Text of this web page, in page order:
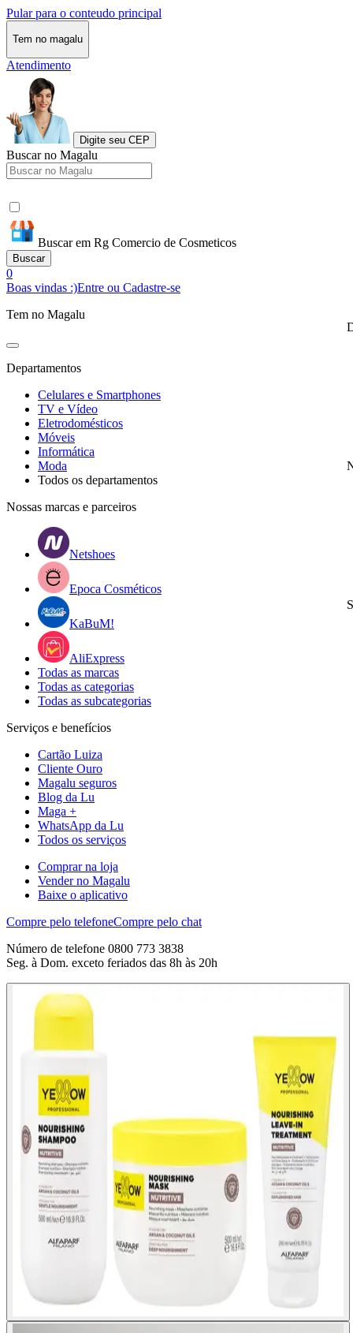
Pular para o conteudo principal
Tem no magalu
Atendimento
Digite seu CEP
Buscar no Magalu
Buscar em Rg Comercio de Cosmeticos
Buscar
0
Boas vindas :)Entre ou Cadastre-se
Tem no Magalu
Departamentos
Celulares e Smartphones
TV e Vídeo
Eletrodomésticos
Móveis
Informática
Moda
Todos os departamentos
Nossas marcas e parceiros
Netshoes
Epoca Cosméticos
KaBuM!
AliExpress
Todas as marcas
Todas as categorias
Todas as subcategorias
Serviços e benefícios
Cartão Luiza
Cliente Ouro
Magalu seguros
Blog da Lu
Maga +
WhatsApp da Lu
Todos os serviços
Comprar na loja
Vender no Magalu
Baixe o aplicativo
Compre pelo telefoneCompre pelo chat
Número de telefone 0800 773 3838
Seg. à Dom. exceto feriados das 8h às 20h